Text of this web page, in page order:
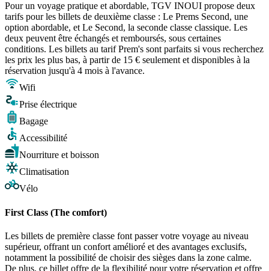
Pour un voyage pratique et abordable, TGV INOUI propose deux
tarifs pour les billets de deuxième classe : Le Prems Second, une
option abordable, et Le Second, la seconde classe classique. Les
deux peuvent être échangés et remboursés, sous certaines
conditions. Les billets au tarif Prem's sont parfaits si vous recherchez
les prix les plus bas, à partir de 15 € seulement et disponibles à la
réservation jusqu'à 4 mois à l'avance.
Wifi
Prise électrique
Bagage
Accessibilité
Nourriture et boisson
Climatisation
Vélo
First Class (The comfort)
Les billets de première classe font passer votre voyage au niveau
supérieur, offrant un confort amélioré et des avantages exclusifs,
notamment la possibilité de choisir des sièges dans la zone calme.
De plus, ce billet offre de la flexibilité pour votre réservation et offre